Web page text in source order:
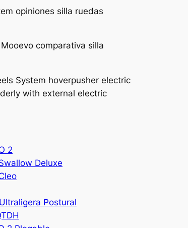
opiniones silla ruedas
comparativa silla
System hoverpusher electric
with external electric
2
Deluxe
Postural